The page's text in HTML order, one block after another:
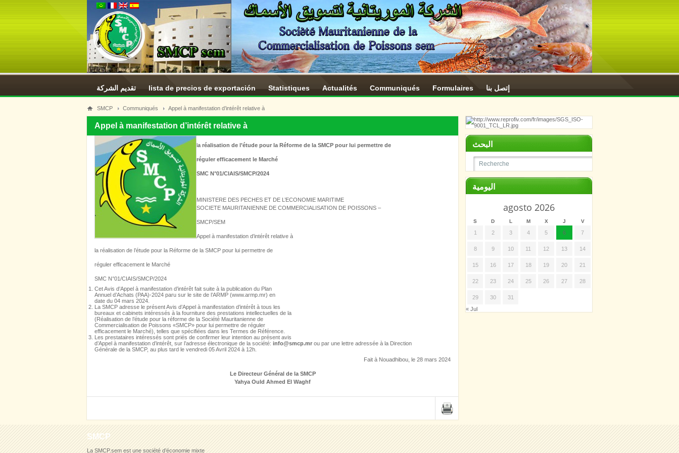
تقديم الشركة lista de precios de exportación Statistiques Actualités Communiqués Formulaires إتصل بنا
SMCP Communiqués Appel à manifestation d’intérêt relative à
Appel à manifestation d’intérêt relative à
la réalisation de l’étude pour la Réforme de la SMCP pour lui permettre de
réguler efficacement le Marché
SMC N°01/CIAIS/SMCP/2024
MINISTERE DES PECHES ET DE L’ECONOMIE MARITIME
SOCIETE MAURITANIENNE DE COMMERCIALISATION DE POISSONS –
SMCP/SEM
Appel à manifestation d’intérêt relative à
la réalisation de l’étude pour la Réforme de la SMCP pour lui permettre de
réguler efficacement le Marché
SMC N°01/CIAIS/SMCP/2024
Cet Avis d’Appel à manifestation d’intérêt fait suite à la publication du Plan
Annuel d’Achats (PAA)-2024 paru sur le site de l’ARMP (www.armp.mr) en
date du 04 mars 2024.
La SMCP adresse le présent Avis d’Appel à manifestation d’intérêt à tous les
bureaux et cabinets intéressés à la fourniture des prestations intellectuelles de la
(Réalisation de l’étude pour la réforme de la Société Mauritanienne de
Commercialisation de Poissons «SMCP» pour lui permettre de réguler
efficacement le Marché), telles que spécifiées dans les Termes de Référence.
Les prestataires intéressés sont priés de confirmer leur intention au présent avis
d’Appel à manifestation d’intérêt, sur l’adresse électronique de la société: info@smcp.mr ou par une lettre adressée à la Direction
Générale de la SMCP, au plus tard le vendredi 05 Avril 2024 à 12h.
Fait à Nouadhibou, le 28 mars 2024
Le Directeur Général de la SMCP
Yahya Ould Ahmed El Waghf
البحث
اليومية
agosto 2026
S D L M X J V
1 2 3 4 5 6 7
8 9 10 11 12 13 14
15 16 17 18 19 20 21
22 23 24 25 26 27 28
29 30
31
« Jul
SMCP
La SMCP.sem est une société d’économie mixte